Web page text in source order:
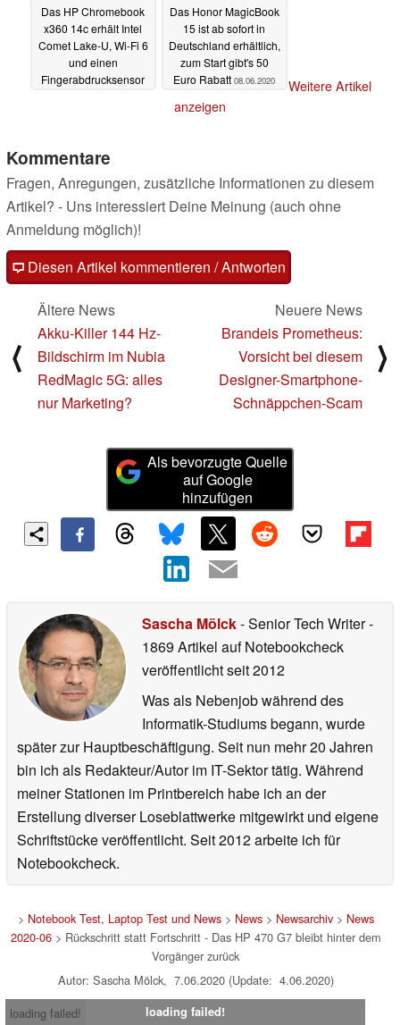
Das HP Chromebook
x360 14c erhält Intel
Comet Lake-U, Wi-Fi 6
und einen
Fingerabdrucksensor
Das Honor MagicBook
15 ist ab sofort in
Deutschland erhältlich,
zum Start gibt's 50
Euro Rabatt 08.06.2020
Weitere Artikel
anzeigen
Kommentare
Fragen, Anregungen, zusätzliche Informationen zu diesem
Artikel? - Uns interessiert Deine Meinung (auch ohne
Anmeldung möglich)!
Diesen Artikel kommentieren / Antworten
⟨
Ältere News
Akku-Killer 144 Hz-
Bildschirm im Nubia
RedMagic 5G: alles
nur Marketing?
Neuere News
Brandeis Prometheus:
Vorsicht bei diesem
Designer-Smartphone-
Schnäppchen-Scam
⟩
Als bevorzugte Quelle
auf Google
hinzufügen
Sascha Mölck- Senior Tech Writer-
1869 Artikel auf Notebookcheck
veröffentlichtseit 2012
Was als Nebenjob während des
Informatik-Studiums begann, wurde
später zur Hauptbeschäftigung. Seit nun mehr 20 Jahren
bin ich als Redakteur/Autor im IT-Sektor tätig. Während
meiner Stationen im Printbereich habe ich an der
Erstellung diverser Loseblattwerke mitgewirkt und eigene
Schriftstücke veröffentlicht. Seit 2012 arbeite ich für
Notebookcheck.
> Notebook Test, Laptop Test und News> News> Newsarchiv> News
2020-06> Rückschritt statt Fortschritt - Das HP 470 G7 bleibt hinter dem
Vorgänger zurück
Autor: Sascha Mölck, 7.06.2020 (Update: 4.06.2020)
loading failed!
loading failed!